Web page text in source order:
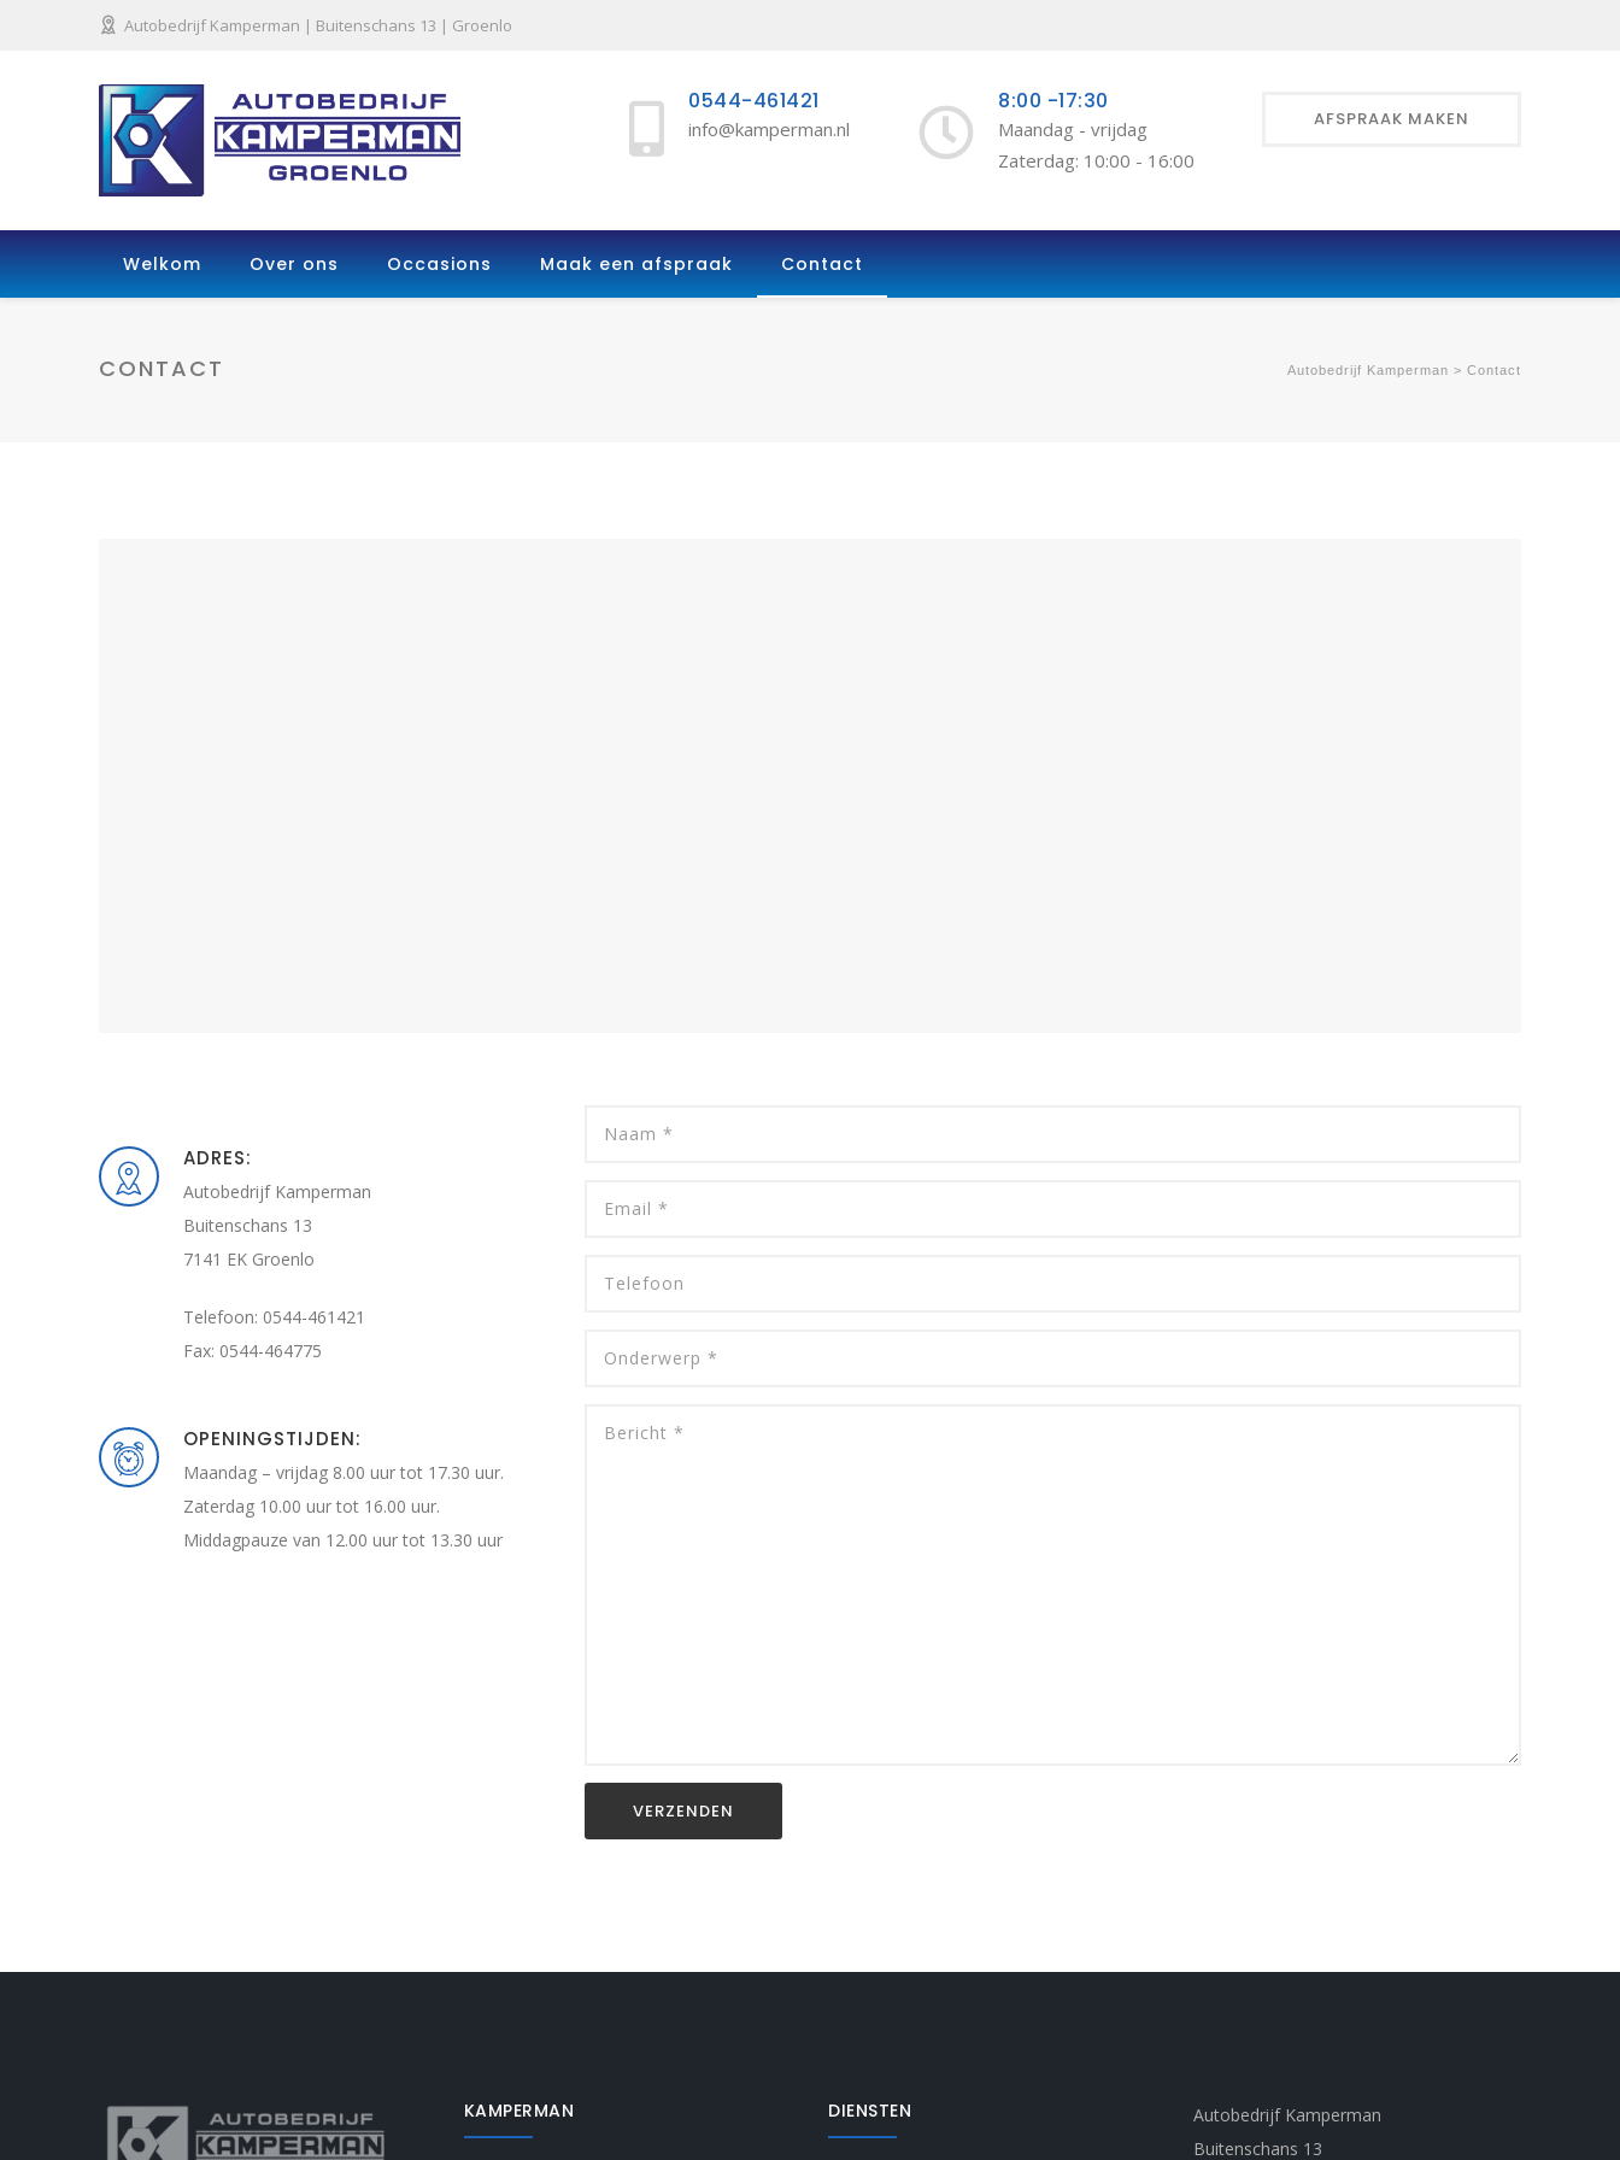
Autobedrijf Kamperman | Buitenschans 13 | Groenlo
AFSPRAAK MAKEN
0544-461421
info@kamperman.nl
8:00 -17:30
Maandag - vrijdag
Zaterdag: 10:00 - 16:00
Welkom Over ons Occasions Maak een afspraak Contact
CONTACT Autobedrijf Kamperman > Contact
ADRES:
Autobedrijf Kamperman
Buitenschans 13
7141 EK Groenlo
Telefoon: 0544-461421
Fax: 0544-464775
OPENINGSTIJDEN:
Maandag – vrijdag 8.00 uur tot 17.30 uur.
Zaterdag 10.00 uur tot 16.00 uur.
Middagpauze van 12.00 uur tot 13.30 uur
KAMPERMAN DIENSTEN
Autobedrijf Kamperman
Buitenschans 13